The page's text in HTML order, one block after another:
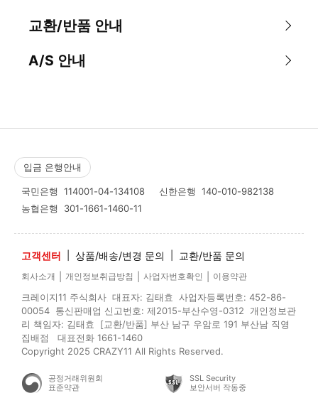
교환/반품 안내
A/S 안내
입금 은행안내
국민은행 114001-04-134108 신한은행 140-010-982138
농협은행 301-1661-1460-11
고객센터 상품/배송/변경 문의 교환/반품 문의
회사소개 개인정보취급방침 사업자번호확인 이용약관
크레이지11 주식회사 대표자: 김태효 사업자등록번호: 452-86-
00054 통신판매업 신고번호: 제2015-부산수영-0312 개인정보관
리 책임자: 김태효 [교환/반품] 부산 남구 우암로 191 부산남 직영
집배점 대표전화 1661-1460
Copyright 2025 CRAZY11 All Rights Reserved.
공정거래위원회
표준약관
SSL Security
보안서버 작동중